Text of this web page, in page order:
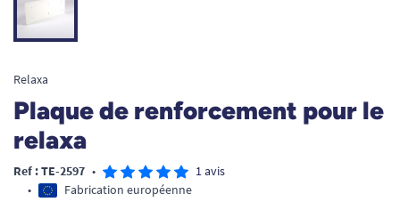
Relaxa
Plaque de renforcement pour le
relaxa
Ref : TE-2597 •
1 avis
•
Fabrication européenne